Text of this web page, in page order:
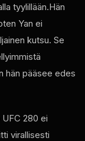
tyylillään.Hän
Yan ei
kutsu. Se
hän pääsee edes
UFC 280 ei
virallisesti